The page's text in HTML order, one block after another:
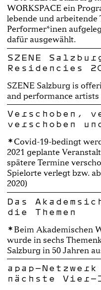
WORKSPACE ein
lebende und arbeitende
Performer*inen
dafür ausgewählt.
SZENE
Residencies
SZENE Salzburg is
and performance
Verschoben,
verschoben
Covid-19-bedingt
2021 geplante
spätere Termine
Spielorte verlegt bzw.
2020)
Das
die Themen
Beim Akademischen
wurde in sechs
Salzburg in 50 Jahren
apap-
nächste Vier-